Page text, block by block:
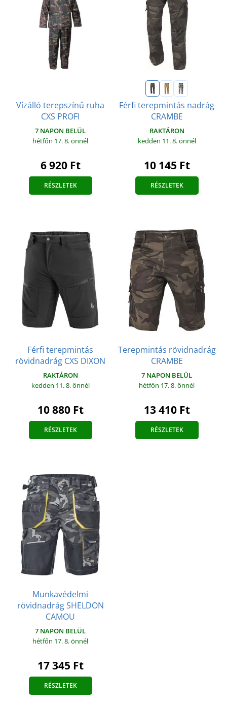
Vízálló terepszínű ruha
CXS PROFI
7 NAPON BELÜL
hétfőn 17. 8.önnél
6 920 Ft
RÉSZLETEK
Férfi terepmintás nadrág
CRAMBE
RAKTÁRON
kedden 11. 8.önnél
10 145 Ft
RÉSZLETEK
Férfi terepmintás
rövidnadrág CXS DIXON
RAKTÁRON
kedden 11. 8.önnél
10 880 Ft
RÉSZLETEK
Terepmintás rövidnadrág
CRAMBE
7 NAPON BELÜL
hétfőn 17. 8.önnél
13 410 Ft
RÉSZLETEK
Munkavédelmi
rövidnadrág SHELDON
CAMOU
7 NAPON BELÜL
hétfőn 17. 8.önnél
17 345 Ft
RÉSZLETEK